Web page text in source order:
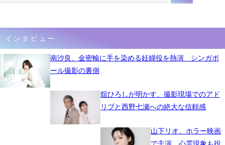
インタビュー
南沙良、金密輸に手を染める妊婦役を熱演 シンガポ
ール撮影の裏側
舘ひろしが明かす、撮影現場でのアド
リブと西野七瀬への絶大な信頼感
山下リオ、ホラー映画